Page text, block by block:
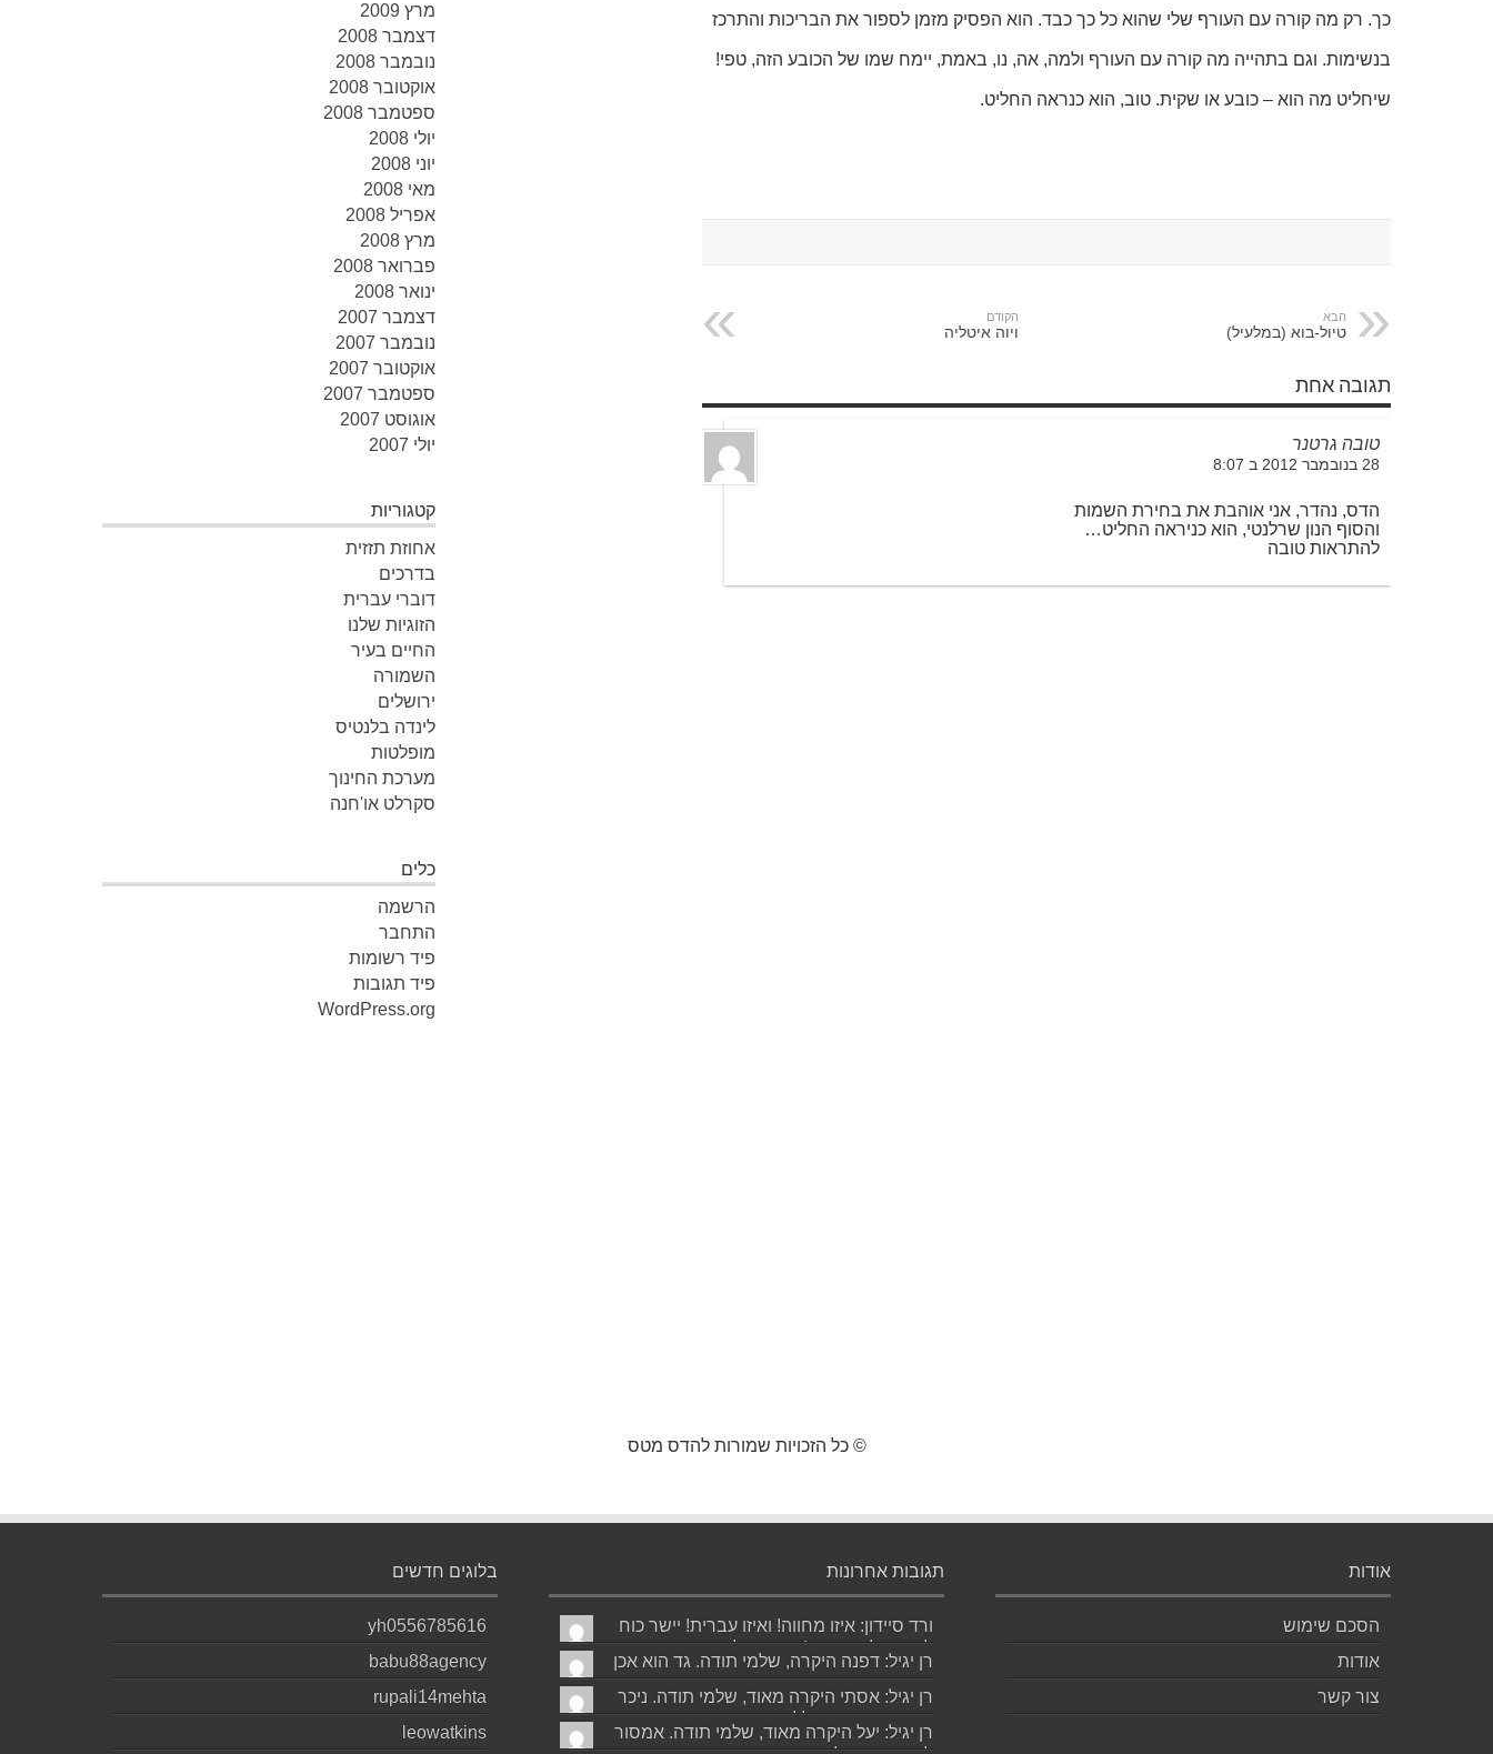
כך. רק מה קורה עם העורף שלי שהוא כל כך כבד. הוא הפסיק מזמן לספור את הבריכות והתרכז
בנשימות. וגם בתהייה מה קורה עם העורף ולמה, אה, נו, באמת, יימח שמו של הכובע הזה, טפי!
שיחליט מה הוא – כובע או שקית. טוב, הוא כנראה החליט.
הקודם
ויוה איטליה
הבא
טיול-בוא (במלעיל)
תגובה אחת
טובה גרטנר
28 בנובמבר 2012 ב 8:07
הדס, נהדר, אני אוהבת את בחירת השמות
והסוף הנון שרלנטי, הוא כניראה החליט…
להתראות טובה
מרץ 2009
דצמבר 2008
נובמבר 2008
אוקטובר 2008
ספטמבר 2008
יולי 2008
יוני 2008
מאי 2008
אפריל 2008
מרץ 2008
פברואר 2008
ינואר 2008
דצמבר 2007
נובמבר 2007
אוקטובר 2007
ספטמבר 2007
אוגוסט 2007
יולי 2007
קטגוריות
אחוזת תזזית
בדרכים
דוברי עברית
הזוגיות שלנו
החיים בעיר
השמורה
ירושלים
לינדה בלנטיס
מופלטות
מערכת החינוך
סקרלט או'חנה
כלים
הרשמה
התחבר
פיד רשומות
פיד תגובות
WordPress.org
© כל הזכויות שמורות להדס מטס
בלוגים חדשים
yh0556785616
babu88agency
rupali14mehta
leowatkins
תגובות אחרונות
ורד סיידון: איזו מחווה! ואיזו עברית! יישר כוח
לכותב ולאהובתו :) שבת שלום...
רן יגיל: דפנה היקרה, שלמי תודה. גד הוא אכן
משורר איכותי ביותר. אמסור...
רן יגיל: אסתי היקרה מאוד, שלמי תודה. ניכר
כי השירים דיברו לליבך. אמסו...
רן יגיל: יעל היקרה מאוד, שלמי תודה. אמסור
אודות
הסכם שימוש
אודות
צור קשר